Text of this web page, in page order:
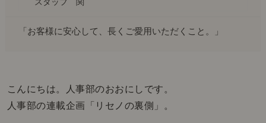
こんにちは。人事部のおおにしです。
人事部の連載企画「リセノの裏側」。
スタッフ 関
「お客様に安心して、長くご愛用いただくこと。」